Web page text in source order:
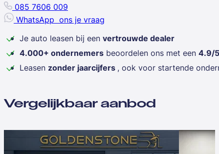
085 7606 009
WhatsApp ons je vraag
Je auto leasen bij een vertrouwde dealer
4.000+ ondernemers beoordelen ons met een 4.9/5
Leasen zonder jaarcijfers , ook voor startende
Vergelijkbaar aanbod